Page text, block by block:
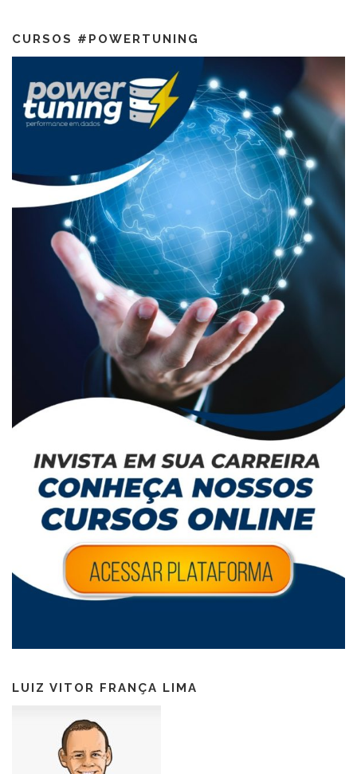
CURSOS #POWERTUNING
LUIZ VITOR FRANÇA LIMA